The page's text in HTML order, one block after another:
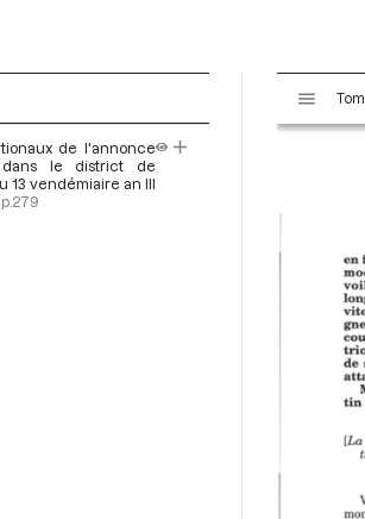
de l'annonce
dans le district de
13 vendémiaire an III
p.279
s
l
s